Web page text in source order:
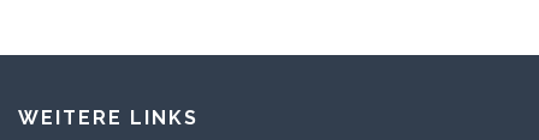
WEITERE LINKS